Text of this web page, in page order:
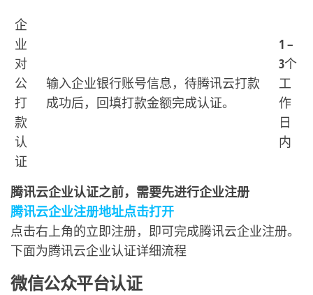
企
业
对
公
打
款
认
证
输入企业银行账号信息，待腾讯云打款
成功后，回填打款金额完成认证。
1 –
3个
工
作
日
内
腾讯云企业认证之前，需要先进行企业注册
腾讯云企业注册地址点击打开
点击右上角的立即注册，即可完成腾讯云企业注册。
下面为腾讯云企业认证详细流程
微信公众平台认证